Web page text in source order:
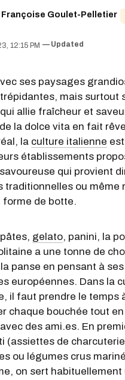
Françoise Goulet-Pelletier
12:15 PM Updated
vec ses paysages
trépidantes, mais surtout
qui allie fraîcheur et
la dolce vita en fait
la culture italienne
établissements
qui provient
traditionnelles ou même
forme de botte.
gelato, panini, la
a une tonne de
panse en pensant à
européennes. Dans la
il faut prendre le temps
chaque bouchée tout
des ami.es. En
(assiettes de
ou légumes crus
on sert habituellement